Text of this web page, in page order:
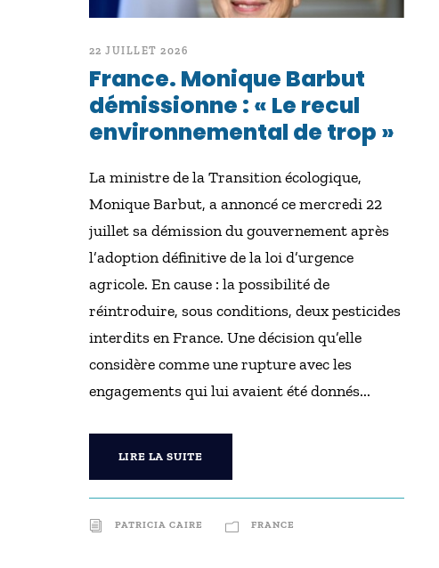
22 JUILLET 2026
France. Monique Barbut
démissionne : « Le recul
environnemental de trop »
La ministre de la Transition écologique,
Monique Barbut, a annoncé ce mercredi 22
juillet sa démission du gouvernement après
l’adoption définitive de la loi d’urgence
agricole. En cause : la possibilité de
réintroduire, sous conditions, deux pesticides
interdits en France. Une décision qu’elle
considère comme une rupture avec les
engagements qui lui avaient été donnés...
LIRE LA SUITE
PATRICIA CAIRE FRANCE